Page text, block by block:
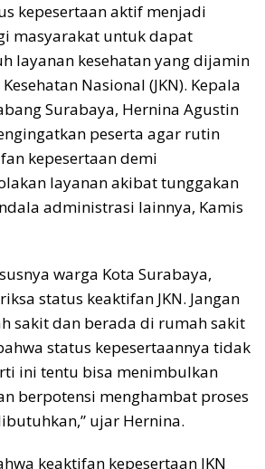
kepesertaan aktif menjadi
masyarakat untuk dapat
layanan kesehatan yang dijamin
Nasional (JKN). Kepala
Surabaya, Hernina Agustin
peserta agar rutin
kepesertaan demi
layanan akibat tunggakan
administrasi lainnya, Kamis
warga Kota Surabaya,
status keaktifan JKN. Jangan
sakit dan berada di rumah sakit
status kepesertaannya tidak
ini tentu bisa menimbulkan
berpotensi menghambat proses
ujar Hernina.
keaktifan kepesertaan JKN